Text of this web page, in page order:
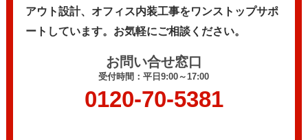
アウト設計、 オフィス内装工事をワンストップサポ
ートしています。 お気軽にご相談ください。
お問い合せ窓口
受付時間：平日9:00～17:00
0120-70-5381